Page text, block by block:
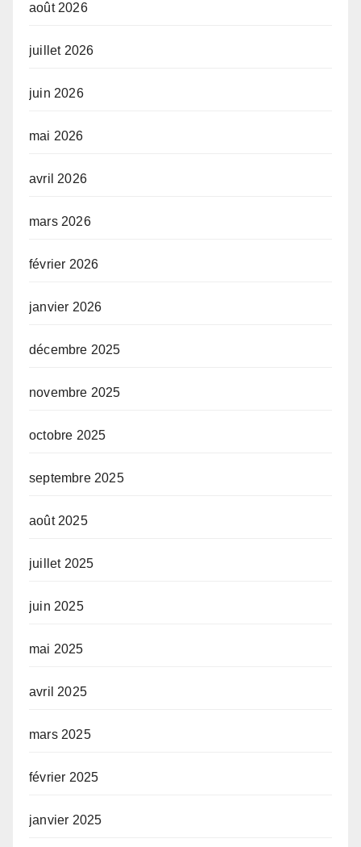
août 2026
juillet 2026
juin 2026
mai 2026
avril 2026
mars 2026
février 2026
janvier 2026
décembre 2025
novembre 2025
octobre 2025
septembre 2025
août 2025
juillet 2025
juin 2025
mai 2025
avril 2025
mars 2025
février 2025
janvier 2025